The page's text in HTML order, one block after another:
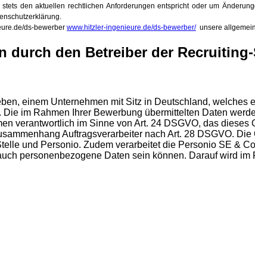
den aktuellen rechtlichen Anforderungen entspricht oder um
ds-bewerber www.hitzler-ingenieure.de/ds-bewerber/unsere
durch den Betreiber der
einem Unternehmen mit Sitz in Deutschland,
Die im Rahmen Ihrer Bewerbung übermittelten Daten
verantwortlich im Sinne von Art. 24 DSGVO, das
Auftragsverarbeiter nach Art. 28 DSGVO.
und Personio. Zudem verarbeitet die Personio SE &
personenbezogene Daten sein können. Darauf wird